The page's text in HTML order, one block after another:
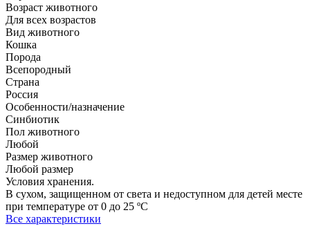
Возраст животного
Для всех возрастов
Вид животного
Кошка
Порода
Всепородный
Страна
Россия
Особенности/назначение
Синбиотик
Пол животного
Любой
Размер животного
Любой размер
Условия хранения.
В сухом, защищенном от света и недоступном для детей месте
при температуре от 0 до 25 ºС
Все характеристики